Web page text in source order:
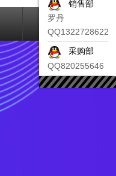
联系我们
销售部
罗丹
QQ1322728622
采购部
QQ820255646